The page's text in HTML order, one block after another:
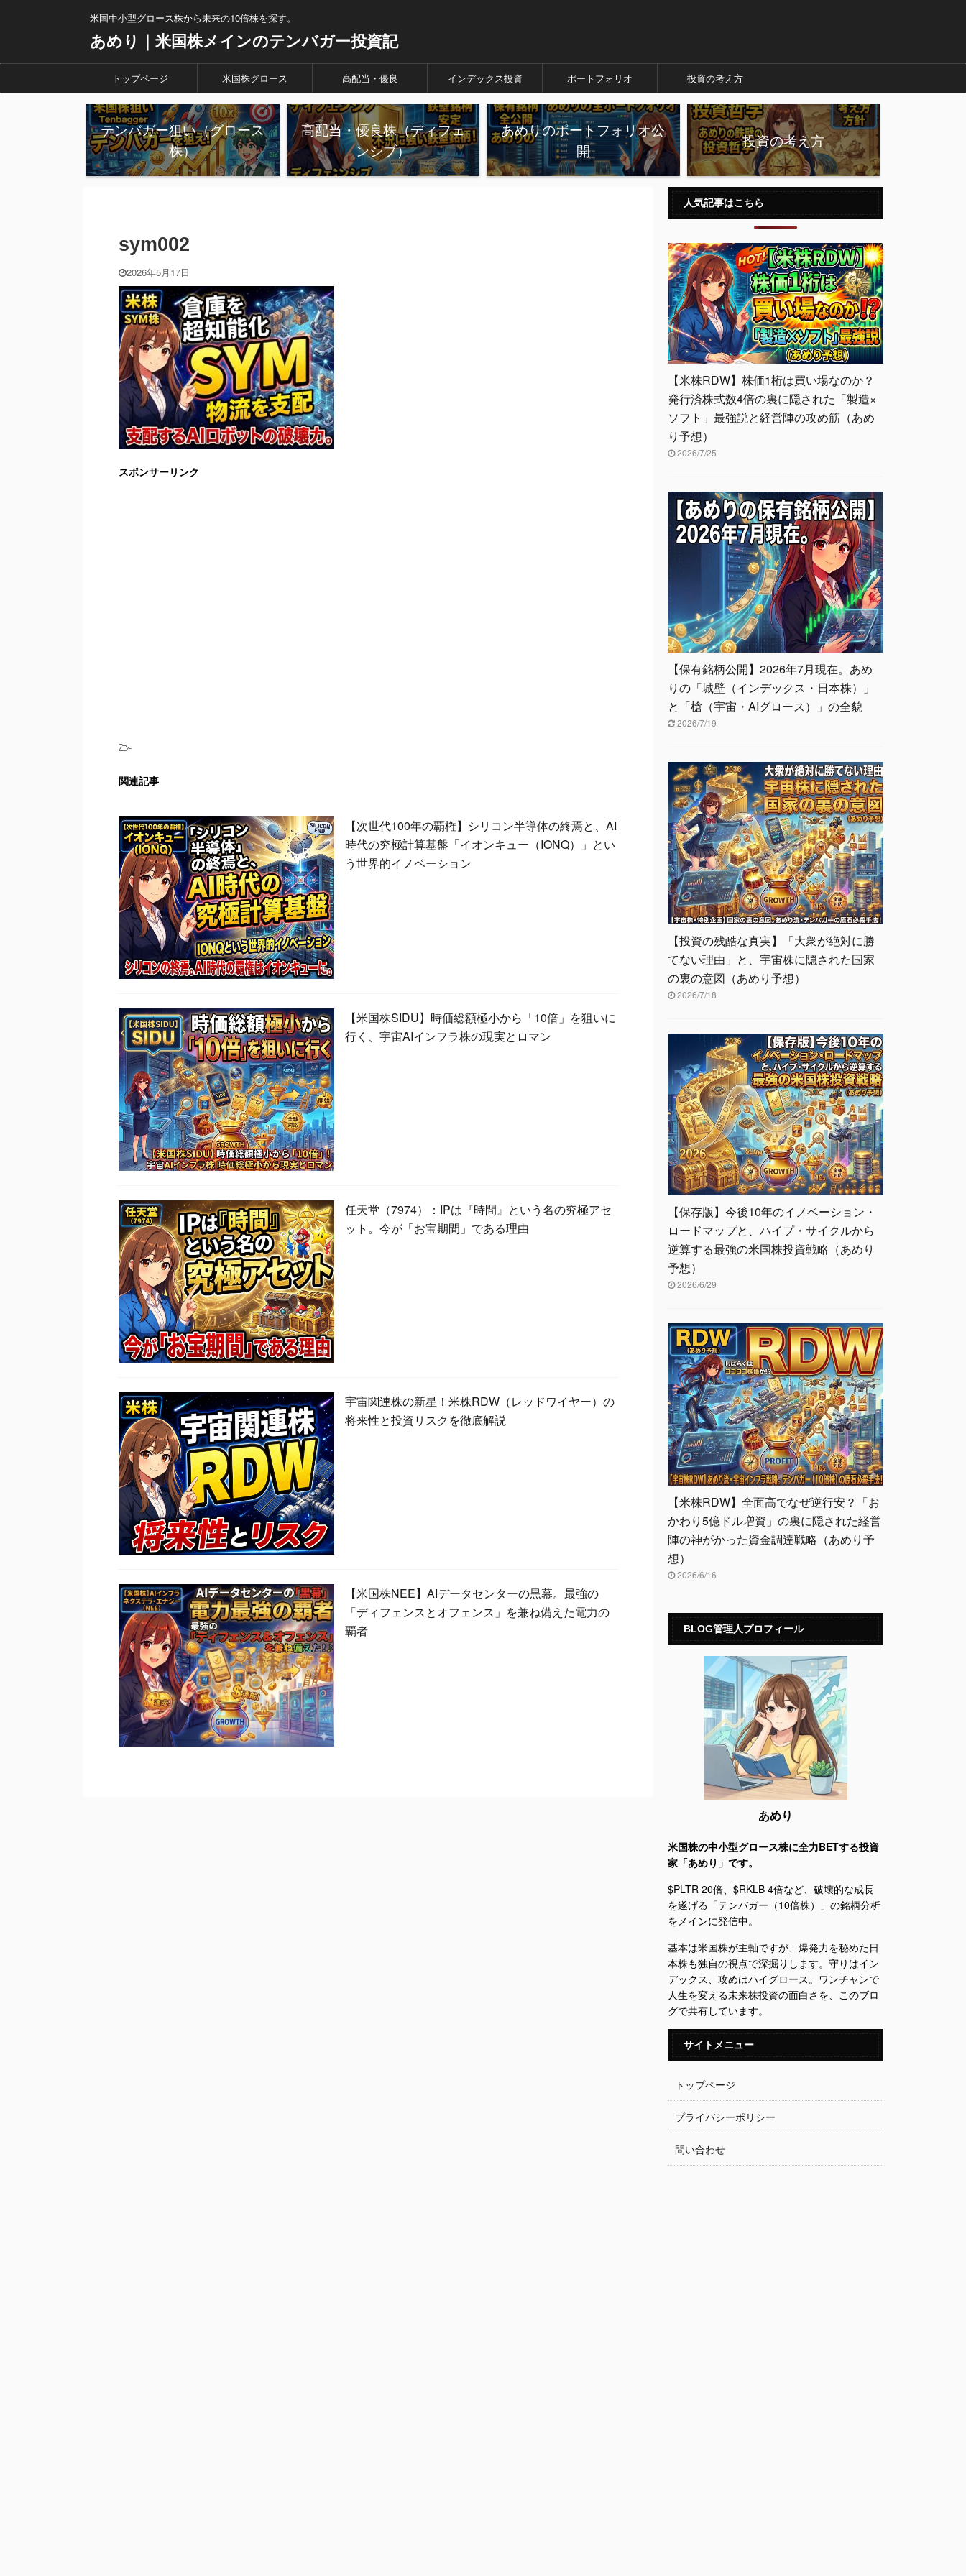
米国中小型グロース株から未来の10倍株を探す。
あめり｜米国株メインのテンバガー投資記
トップページ 米国株グロース 高配当・優良 インデックス投資 ポートフォリオ 投資の考え方
テンバガー狙い（グロース
株）
高配当・優良株（ディフェ
ンシブ）
あめりのポートフォリオ公
開
投資の考え方
sym002
2026年5月17日
スポンサーリンク
-
関連記事
【次世代100年の覇権】シリコン半導体の終焉と、AI
時代の究極計算基盤「イオンキュー（IONQ）」とい
う世界的イノベーション
【米国株SIDU】時価総額極小から「10倍」を狙いに
行く、宇宙AIインフラ株の現実とロマン
任天堂（7974）：IPは『時間』という名の究極アセ
ット。今が「お宝期間」である理由
宇宙関連株の新星！米株RDW（レッドワイヤー）の
将来性と投資リスクを徹底解説
【米国株NEE】AIデータセンターの黒幕。最強の
「ディフェンスとオフェンス」を兼ね備えた電力の
覇者
人気記事はこちら
【米株RDW】株価1桁は買い場なのか？
発行済株式数4倍の裏に隠された「製造×
ソフト」最強説と経営陣の攻め筋（あめ
り予想）
2026/7/25
【保有銘柄公開】2026年7月現在。あめ
りの「城壁（インデックス・日本株）」
と「槍（宇宙・AIグロース）」の全貌
2026/7/19
【投資の残酷な真実】「大衆が絶対に勝
てない理由」と、宇宙株に隠された国家
の裏の意図（あめり予想）
2026/7/18
【保存版】今後10年のイノベーション・
ロードマップと、ハイプ・サイクルから
逆算する最強の米国株投資戦略（あめり
予想）
2026/6/29
【米株RDW】全面高でなぜ逆行安？「お
かわり5億ドル増資」の裏に隠された経営
陣の神がかった資金調達戦略（あめり予
想）
2026/6/16
BLOG管理人プロフィール
あめり
米国株の中小型グロース株に全力BETする投資
家「あめり」です。
$PLTR 20倍、$RKLB 4倍など、破壊的な成長
を遂げる「テンバガー（10倍株）」の銘柄分析
をメインに発信中。
基本は米国株が主軸ですが、爆発力を秘めた日
本株も独自の視点で深掘りします。守りはイン
デックス、攻めはハイグロース。ワンチャンで
人生を変える未来株投資の面白さを、このブロ
グで共有しています。
サイトメニュー
トップページ
プライバシーポリシー
問い合わせ